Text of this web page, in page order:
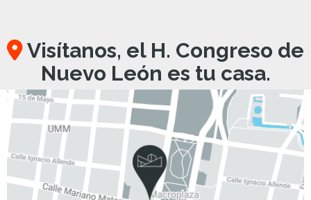
Visítanos, el H. Congreso de
Nuevo León es tu casa.